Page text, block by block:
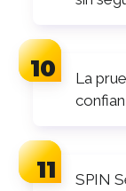
La
SPIN